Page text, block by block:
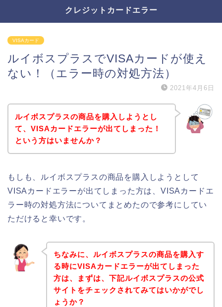
クレジットカードエラー
VISAカード
ルイボスプラスでVISAカードが使え
ない！（エラー時の対処方法）
2021年4月6日
ルイボスプラスの商品を購入しようとし
て、VISAカードエラーが出てしまった！
という方はいませんか？
もしも、ルイボスプラスの商品を購入しようとして
VISAカードエラーが出てしまった方は、VISAカードエ
ラー時の対処方法についてまとめたので参考にしてい
ただけると幸いです。
ちなみに、ルイボスプラスの商品を購入す
る時にVISAカードエラーが出てしまった
方は、まずは、下記ルイボスプラスの公式
サイトをチェックされてみてはいかがでし
ょうか？